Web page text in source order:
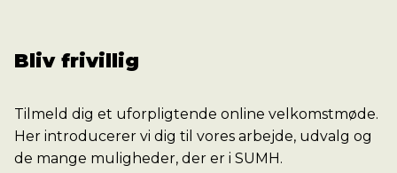
Bliv frivillig
Tilmeld dig et uforpligtende online velkomstmøde.
Her introducerer vi dig til vores arbejde, udvalg og
de mange muligheder, der er i SUMH.